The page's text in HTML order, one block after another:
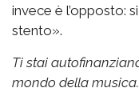
invece è l’opposto:
stento».
Ti stai
mondo della